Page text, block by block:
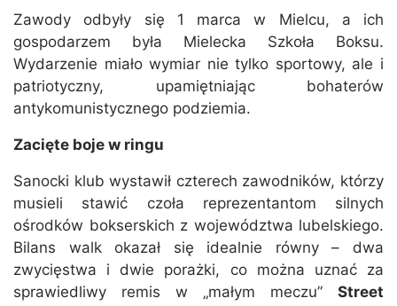
Zawody odbyły się 1 marca w Mielcu, a ich
gospodarzem była Mielecka Szkoła Boksu.
Wydarzenie miało wymiar nie tylko sportowy, ale i
patriotyczny, upamiętniając bohaterów
antykomunistycznego podziemia.
Zacięte boje w ringu
Sanocki klub wystawił czterech zawodników, którzy
musieli stawić czoła reprezentantom silnych
ośrodków bokserskich z województwa lubelskiego.
Bilans walk okazał się idealnie równy – dwa
zwycięstwa i dwie porażki, co można uznać za
sprawiedliwy remis w „małym meczu” Street